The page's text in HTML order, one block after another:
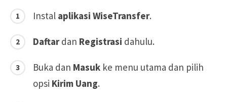
Instal aplikasi WiseTransfer.
Daftardan Registrasi dahulu.
Buka dan Masuk ke menu utama dan pilih
opsi Kirim Uang.